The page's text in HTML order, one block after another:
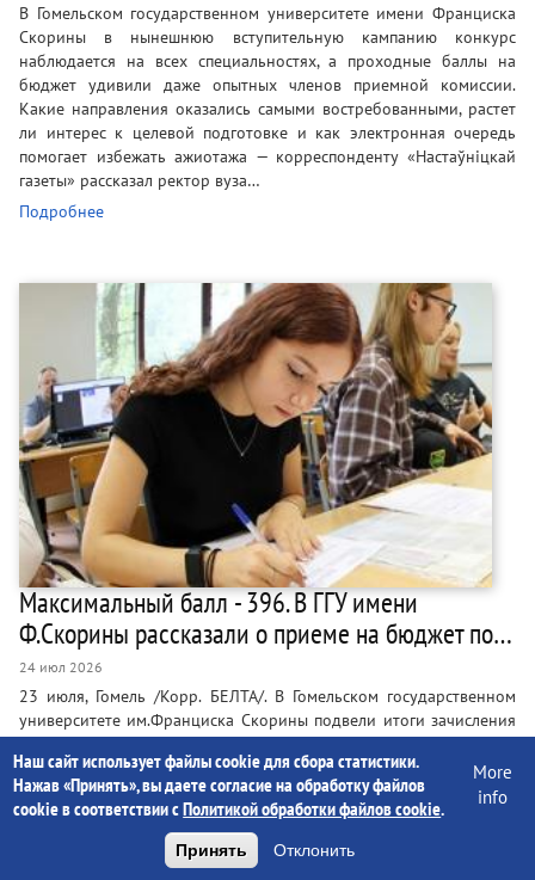
В Гомельском государственном университете имени Франциска
Скорины в нынешнюю вступительную кампанию конкурс
наблюдается на всех специальностях, а проходные баллы на
бюджет удивили даже опытных членов приемной комиссии.
Какие направления оказались самыми востребованными, растет
ли интерес к целевой подготовке и как электронная очередь
помогает избежать ажиотажа — корреспонденту «Настаўніцкай
газеты» рассказал ректор вуза…
Подробнее
Максимальный балл - 396. В ГГУ имени
Ф.Скорины рассказали о приеме на бюджет по…
24 июл 2026
23 июля, Гомель /Корр. БЕЛТА/. В Гомельском государственном
университете им.Франциска Скорины подвели итоги зачисления
сертификатов централизованного экзамена и (или)
централизованного тестирования. Об этом сообщили БЕЛТА в
вузе. Как рассказали в приемной комиссии, зачисление прошло в
полном соответствии с контрольными цифрами приема,
утвержденными Министерством образования…
Наш сайт использует файлы cookie для сбора статистики.
Нажав «Принять», вы даете согласие на обработку файлов
cookie в соответствии сПолитикой обработки файлов cookie.
More
info
Принять Отклонить